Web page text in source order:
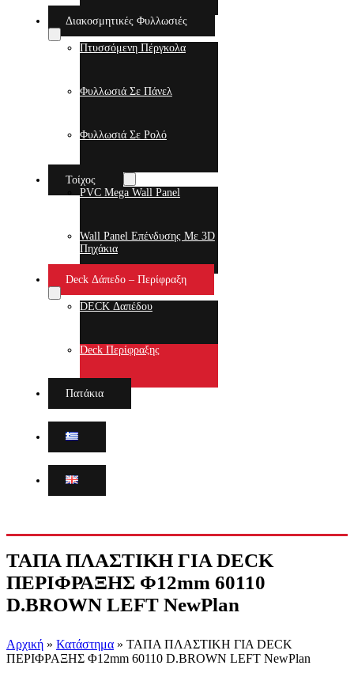
Διακοσμητικές Φυλλωσιές
Πτυσσόμενη Πέργκολα
Φυλλωσιά Σε Πάνελ
Φυλλωσιά Σε Ρολό
Τοίχος
PVC Mega Wall Panel
Wall Panel Επένδυσης Με 3D
Πηχάκια
Deck Δάπεδο – Περίφραξη
DECK Δαπέδου
Deck Περίφραξης
Πατάκια
ΤΑΠΑ ΠΛΑΣΤΙΚΗ ΓΙΑ DECK
ΠΕΡΙΦΡΑΞΗΣ Φ12mm 60110
D.BROWN LEFT NewPlan
Αρχική » Κατάστημα » ΤΑΠΑ ΠΛΑΣΤΙΚΗ ΓΙΑ DECK
ΠΕΡΙΦΡΑΞΗΣ Φ12mm 60110 D.BROWN LEFT NewPlan